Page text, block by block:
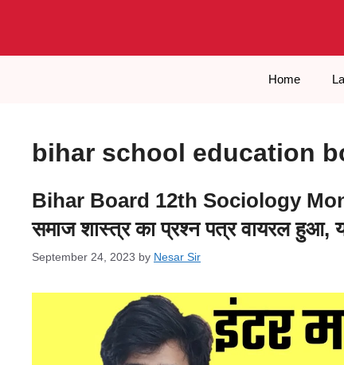
Home
bihar school education
Bihar Board 12th Sociology
समाज शास्त्र का प्रश्न पत्र वायरल हुआ,
September 24, 2023 by Nesar Sir